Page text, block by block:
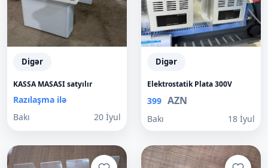
Digər
KASSA MASASI satyılır
Razılaşma ilə
Bakı
20 İyul
Digər
Elektrostatik Plata 300V
399 AZN
Bakı 18 İyul